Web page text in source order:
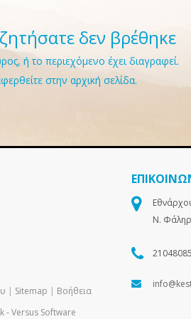
δεν βρέθηκε
ή το περιεχόμενο έχει διαγραφεί.
στην αρχική σελίδα.
| Sitemap | Βοήθεια
‑ Versus Software
Ν.